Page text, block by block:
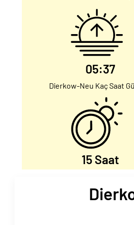
05:37
Dierkow-Neu Kaç Saat
15 Saat